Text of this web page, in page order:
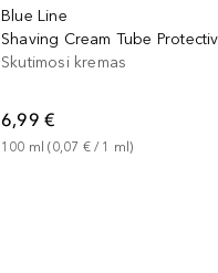
Blue Line
Shaving Cream Tube
Skutimosi kremas
6,99 €
100 ml (0,07 € / 1 ml)